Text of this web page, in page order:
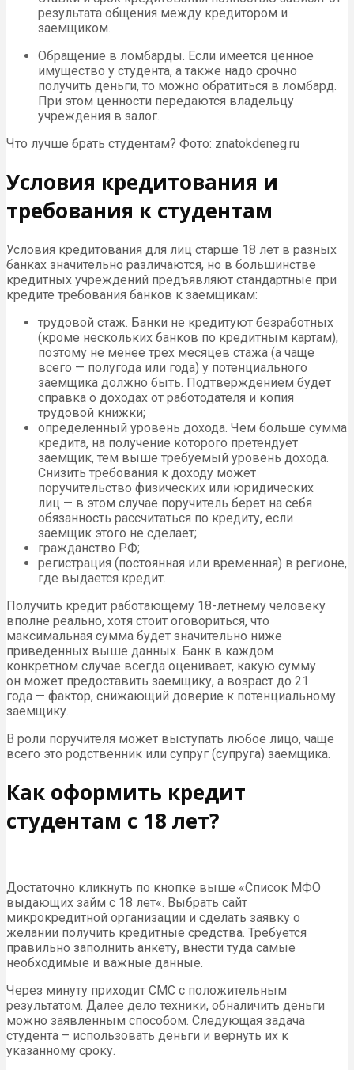
результата общения между кредитором и
заемщиком.
Обращение в ломбарды. Если имеется ценное
имущество у студента, а также надо срочно
получить деньги, то можно обратиться в ломбард.
При этом ценности передаются владельцу
учреждения в залог.
Что лучше брать студентам? Фото: znatokdeneg.ru
Условия кредитования и
требования к студентам
Условия кредитования для лиц старше 18 лет в разных
банках значительно различаются, но в большинстве
кредитных учреждений предъявляют стандартные при
кредите требования банков к заемщикам:
трудовой стаж. Банки не кредитуют безработных
(кроме нескольких банков по кредитным картам),
поэтому не менее трех месяцев стажа (а чаще
всего — полугода или года) у потенциального
заемщика должно быть. Подтверждением будет
справка о доходах от работодателя и копия
трудовой книжки;
определенный уровень дохода. Чем больше сумма
кредита, на получение которого претендует
заемщик, тем выше требуемый уровень дохода.
Снизить требования к доходу может
поручительство физических или юридических
лиц — в этом случае поручитель берет на себя
обязанность рассчитаться по кредиту, если
заемщик этого не сделает;
гражданство РФ;
регистрация (постоянная или временная) в регионе,
где выдается кредит.
Получить кредит работающему 18-летнему человеку
вполне реально, хотя стоит оговориться, что
максимальная сумма будет значительно ниже
приведенных выше данных. Банк в каждом
конкретном случае всегда оценивает, какую сумму
он может предоставить заемщику, а возраст до 21
года — фактор, снижающий доверие к потенциальному
заемщику.
В роли поручителя может выступать любое лицо, чаще
всего это родственник или супруг (супруга) заемщика.
Как оформить кредит
студентам с 18 лет?
Достаточно кликнуть по кнопке выше «Список МФО
выдающих займ с 18 лет«. Выбрать сайт
микрокредитной организации и сделать заявку о
желании получить кредитные средства. Требуется
правильно заполнить анкету, внести туда самые
необходимые и важные данные.
Через минуту приходит СМС с положительным
результатом. Далее дело техники, обналичить деньги
можно заявленным способом. Следующая задача
студента – использовать деньги и вернуть их к
указанному сроку.